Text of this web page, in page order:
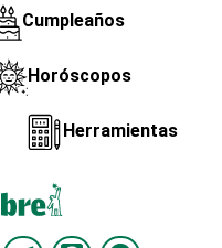
Cumpleaños
Horóscopos
Herramientas